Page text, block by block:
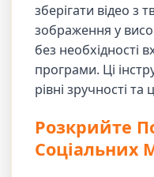
зберігати відео з
зображення у
без необхідності
програми. Ці
рівні зручності та
Розкрийте
Соціальних